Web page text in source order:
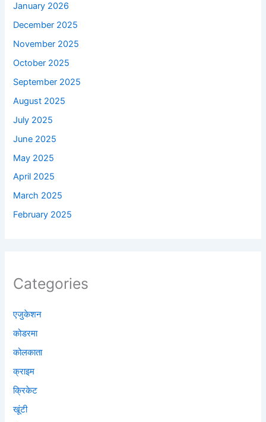
January 2026
December 2025
November 2025
October 2025
September 2025
August 2025
July 2025
June 2025
May 2025
April 2025
March 2025
February 2025
Categories
एजुकेशन
कोडरमा
कोलकाता
क्राइम
क्रिकेट
खूंटी